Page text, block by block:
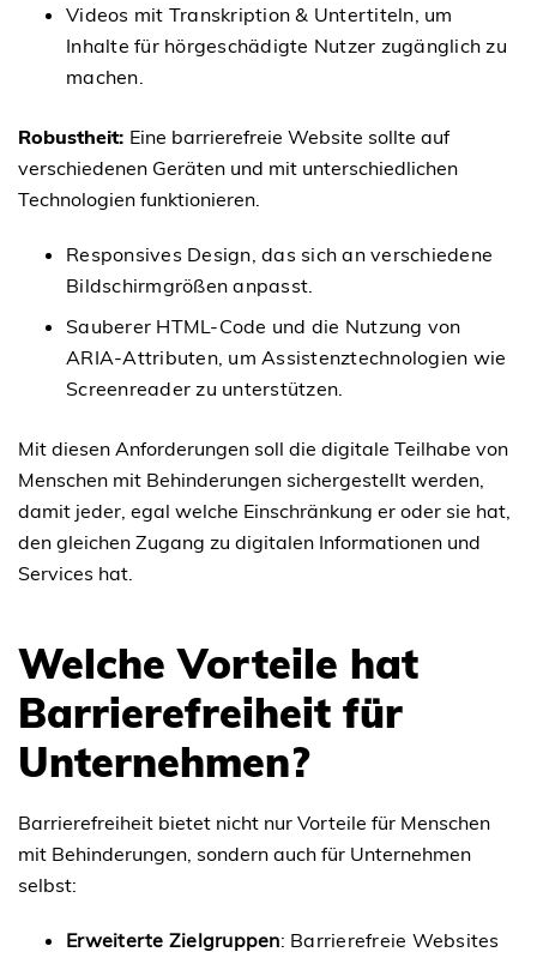
Videos mit Transkription & Untertiteln, um
Inhalte für hörgeschädigte Nutzer zugänglich zu
machen.
Robustheit: Eine barrierefreie Website sollte auf
verschiedenen Geräten und mit unterschiedlichen
Technologien funktionieren.
Responsives Design, das sich an verschiedene
Bildschirmgrößen anpasst.
Sauberer HTML-Code und die Nutzung von
ARIA-Attributen, um Assistenztechnologien wie
Screenreader zu unterstützen.
Mit diesen Anforderungen soll die digitale Teilhabe von
Menschen mit Behinderungen sichergestellt werden,
damit jeder, egal welche Einschränkung er oder sie hat,
den gleichen Zugang zu digitalen Informationen und
Services hat.
Welche Vorteile hat
Barrierefreiheit für
Unternehmen?
Barrierefreiheit bietet nicht nur Vorteile für Menschen
mit Behinderungen, sondern auch für Unternehmen
selbst:
Erweiterte Zielgruppen: Barrierefreie Websites